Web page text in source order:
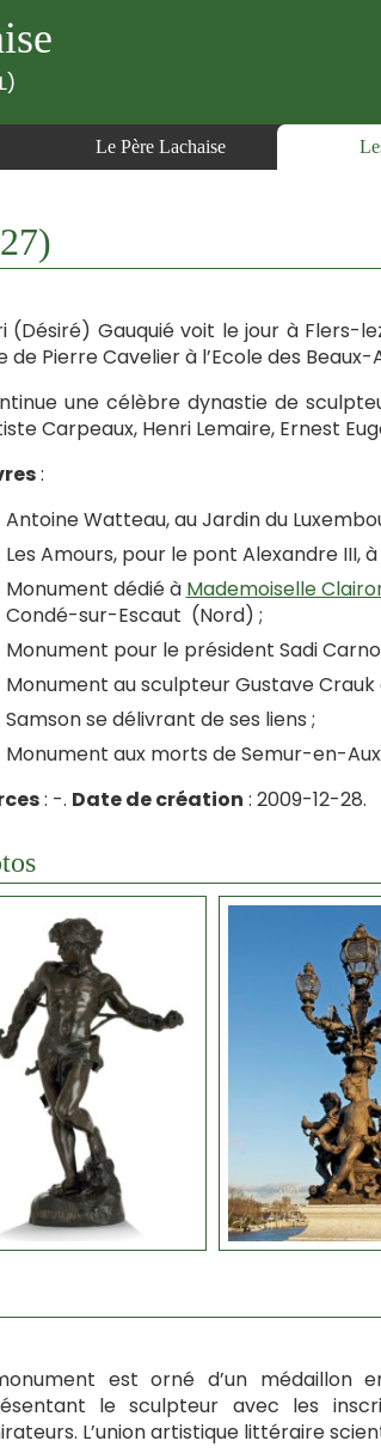
Le Père Lachaise
(Désiré) Gauquié voit le jour à Flers-
de Pierre Cavelier à l’Ecole des
une célèbre dynastie de
Carpeaux, Henri Lemaire, Ernest
:
Antoine Watteau, au Jardin du
Les Amours, pour le pont Alexandre III, à
Monument dédié à Mademoiselle
Condé-sur-Escaut (Nord) ;
Monument pour le président Sadi
Monument au sculpteur Gustave
Samson se délivrant de ses liens ;
Monument aux morts de Semur-en-
: -. Date de création : 2009-12-28.
est orné d’un médaillon
le sculpteur avec les
L’union artistique littéraire